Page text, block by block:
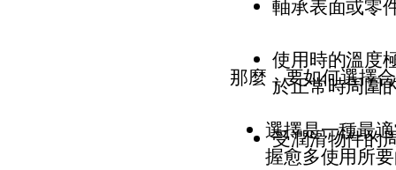
軸承表面或零
使用時的溫度
於正常時周圍
受潤滑物件的
那麼，要如何選擇
選擇是一種最
握愈多使用所